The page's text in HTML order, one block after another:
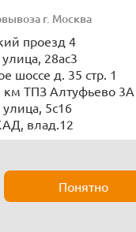
г. Москва
проезд 4
28ас3
шоссе д. 35 стр. 1
ТПЗ Алтуфьево 3А
5с16
влад.12
Понятно